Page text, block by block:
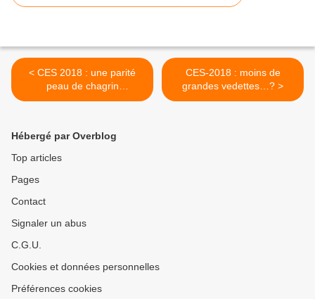
< CES 2018 : une parité
peau de chagrin
dénoncée…
CES-2018 : moins de
grandes vedettes…? >
Hébergé par Overblog
Top articles
Pages
Contact
Signaler un abus
C.G.U.
Cookies et données personnelles
Préférences cookies